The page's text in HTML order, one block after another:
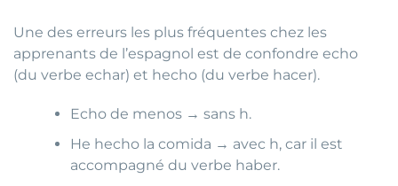
Une des erreurs les plus fréquentes chez les
apprenants de l’espagnol est de confondre echo
(du verbe echar) et hecho (du verbe hacer).
Echo de menos → sans h.
He hecho la comida → avec h, car il est
accompagné du verbe haber.